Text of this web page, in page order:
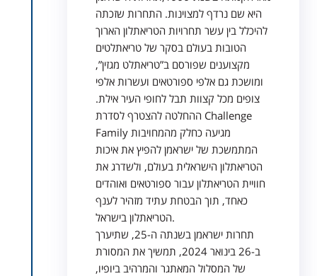
היא שם נרדף למצוינות. התחרות שזכתה
להיכלל בין עשר תחרויות הטריאתלון הארוך
הטובות בעולם בסקר של טריאתלטים
מקצוענים שפורסם ב”טריאתלט מגזין”,
ומושכת גם אלפי ספורטאים ועשרות אלפי
צופים מכל קצוות תבל לחופי העיר אילת.
ההחלטה להצטרף לסדרת Challenge
Family מגיעה כחלק מהמחויבות
המתמשכת של ישראמן להפיץ את איכות
הטריאתלון הישראלית בעולם, ולשדרג את
חוויית הטריאתלון עבור ספורטאים ואוהדים
כאחד, תוך הבטחת עתיד מזהיר לענף
הטריאתלון בישראל.
תחרות ישראמן בשנתה ה-25, שתיערך
ב-26 בינואר 2024, תמשיך את המסורת
של המסלול המאתגר והמרהיב ביופיו,